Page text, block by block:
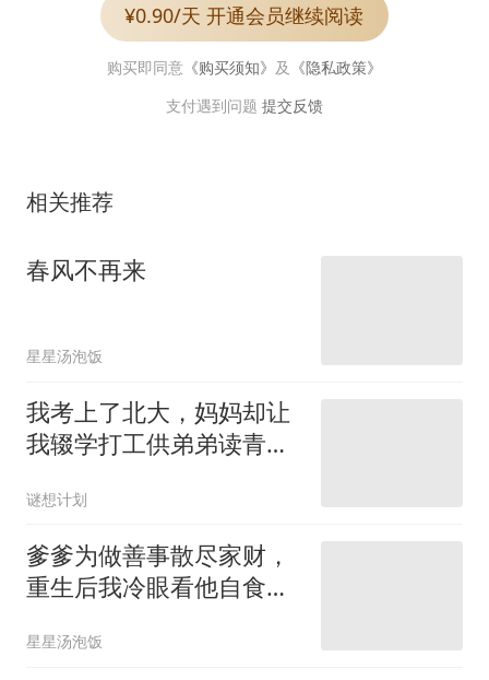
¥0.90/天 开通会员继续阅读
购买即同意 《购买须知》 及 《隐私政策》
支付遇到问题 提交反馈
相关推荐
春风不再来
星星汤泡饭
我考上了北大，妈妈却让
我辍学打工供弟弟读青
谜想计划
爹爹为做善事散尽家财，
重生后我冷眼看他自食恶
星星汤泡饭